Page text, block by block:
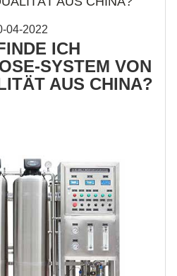
04-2022
ICH
SYSTEM VON
AUS CHINA?